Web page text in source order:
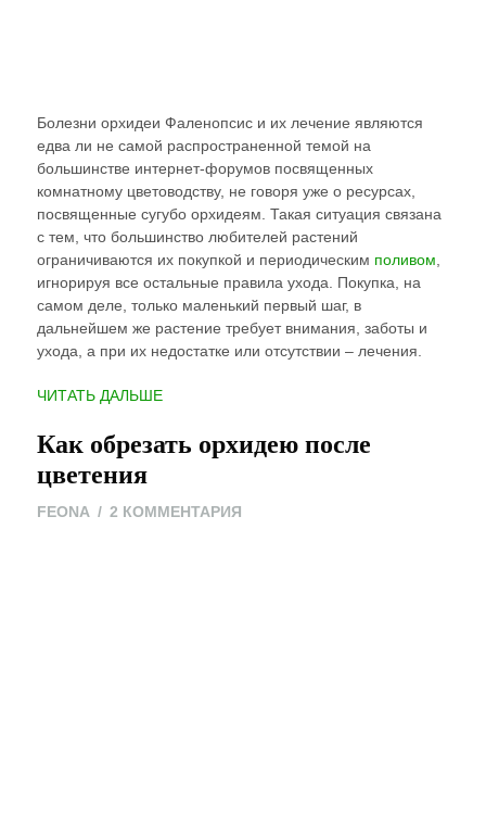
Болезни орхидеи Фаленопсис и их лечение являются
едва ли не самой распространенной темой на
большинстве интернет-форумов посвященных
комнатному цветоводству, не говоря уже о ресурсах,
посвященные сугубо орхидеям. Такая ситуация связана
с тем, что большинство любителей растений
ограничиваются их покупкой и периодическим поливом
игнорируя все остальные правила ухода. Покупка, на
самом деле, только маленький первый шаг, в
дальнейшем же растение требует внимания, заботы и
ухода, а при их недостатке или отсутствии – лечения.
ЧИТАТЬ ДАЛЬШЕ“БОЛЕЗНИ
ФАЛЕНОПСИС”
Как обрезать орхидею после
цветения
FEONA 2 КОММЕНТАРИЯК